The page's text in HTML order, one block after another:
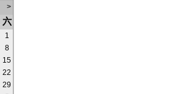
>
六
1
8
15
22
29